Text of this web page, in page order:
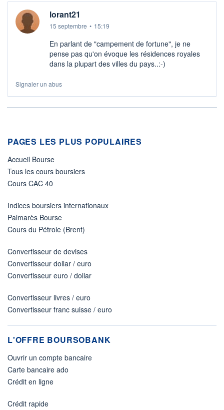
lorant21
15 septembre • 15:19
En parlant de "campement de fortune", je ne
pense pas qu'on évoque les résidences royales
dans la plupart des villes du pays..:-)
Signaler un abus
PAGES LES PLUS POPULAIRES
Accueil Bourse
Tous les cours boursiers
Cours CAC 40
Indices boursiers internationaux
Palmarès Bourse
Cours du Pétrole (Brent)
Convertisseur de devises
Convertisseur dollar / euro
Convertisseur euro / dollar
Convertisseur livres / euro
Convertisseur franc suisse / euro
L'OFFRE BOURSOBANK
Ouvrir un compte bancaire
Carte bancaire ado
Crédit en ligne
Crédit rapide